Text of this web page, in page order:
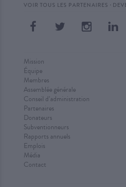
VOIR TOUS LES PARTENAIRES ·
Mission
Équipe
Membres
Assemblée générale
Conseil d’administration
Partenaires
Donateurs
Subventionneurs
Rapports annuels
Emplois
Média
Contact